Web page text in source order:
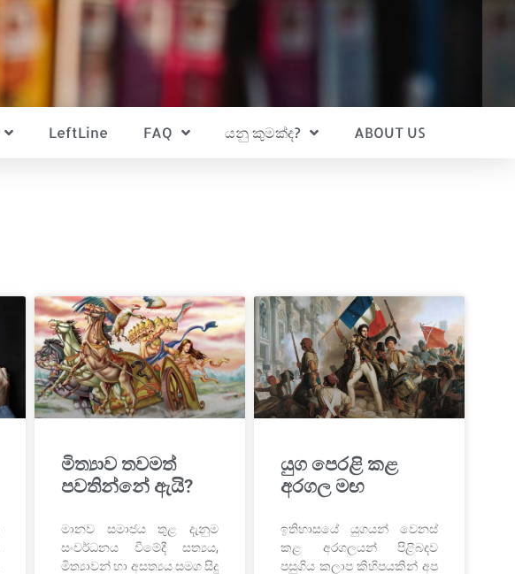
LeftLine FAQ යනු කුමක්ද? ABOUT US
මිත්‍යාව තවමත්
පවතින්නේ ඇයි?
මානව සමාජය තුළ දැනුම
සංවර්ධනය වීමේදී සත්‍යය,
මිත්‍යාවන් හා අසත්‍යය සමග සිදු
යුග පෙරළි කළ
අරගල මඟ
ඉතිහාසයේ යුගයන් වෙනස්
කළ අරගලයන් පිළිබදව
පසුගිය කලාප කිහිපයකින් අප